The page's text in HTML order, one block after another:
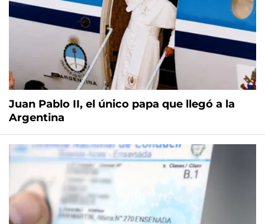
Juan Pablo II, el único papa que llegó a la
Argentina